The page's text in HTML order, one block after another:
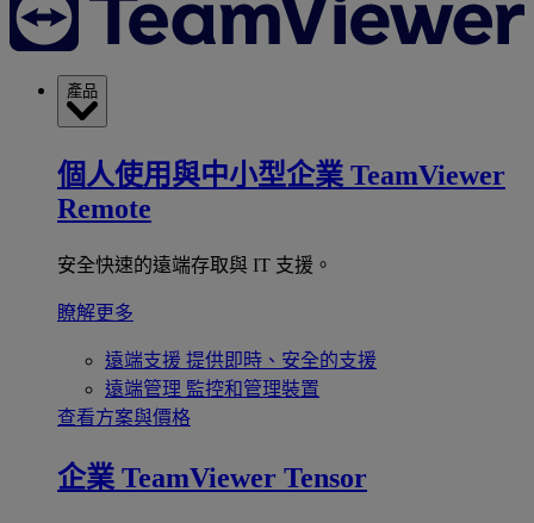
產品
個人使用與中小型企業 TeamViewer
Remote
安全快速的遠端存取與 IT 支援。
瞭解更多
遠端支援 提供即時、安全的支援
遠端管理 監控和管理裝置
查看方案與價格
企業 TeamViewer Tensor